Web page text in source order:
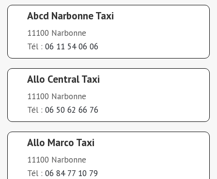
Abcd Narbonne Taxi
11100 Narbonne
Tél : 06 11 54 06 06
Allo Central Taxi
11100 Narbonne
Tél : 06 50 62 66 76
Allo Marco Taxi
11100 Narbonne
Tél : 06 84 77 10 79